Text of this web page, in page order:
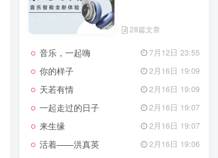
28篇文章
音乐，一起嗨 7月12日 23:55
你的样子 2月16日 19:09
天若有情 2月16日 19:09
一起走过的日子 2月16日 19:07
来生缘 2月16日 19:07
活着——洪真英 2月16日 19:06